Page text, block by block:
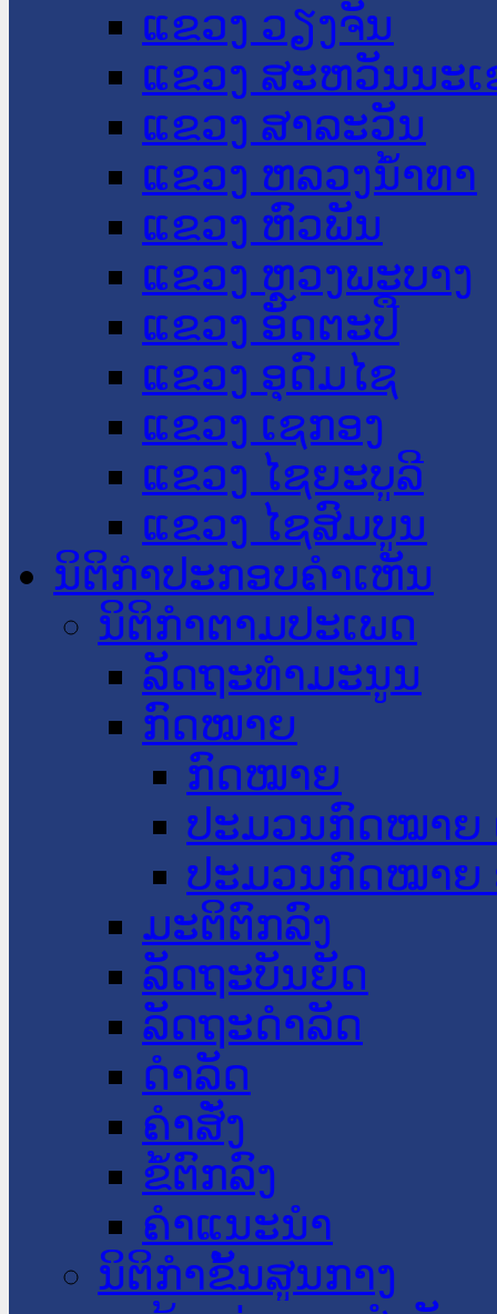
ແຂວງ ວຽງຈັນ
ແຂວງ ສະຫວັນນະ
ແຂວງ ສາລະວັນ
ແຂວງ ຫລວງນໍ້າທາ
ແຂວງ ຫົວພັນ
ແຂວງ ຫຼວງພະບາງ
ແຂວງ ອັດຕະປື
ແຂວງ ອຸດົມໄຊ
ແຂວງ ເຊກອງ
ແຂວງ ໄຊຍະບູລີ
ແຂວງ ໄຊສົມບູນ
ນິຕິກໍາປະກອບຄໍາເຫັນ
ນິຕິກໍາຕາມປະເພດ
ລັດຖະທໍາມະນູນ
ກົດໝາຍ
ກົດໝາຍ
ປະມວນກົດໝາຍ
ປະມວນກົດໝາຍ
ມະຕິຕົກລົງ
ລັດຖະບັນຍັດ
ລັດຖະດໍາລັດ
ດໍາລັດ
ຄໍາສັ່ງ
ຂໍ້ຕົກລົງ
ຄໍາແນະນໍາ
ນິຕິກຳຂັ້ນສູນກາງ